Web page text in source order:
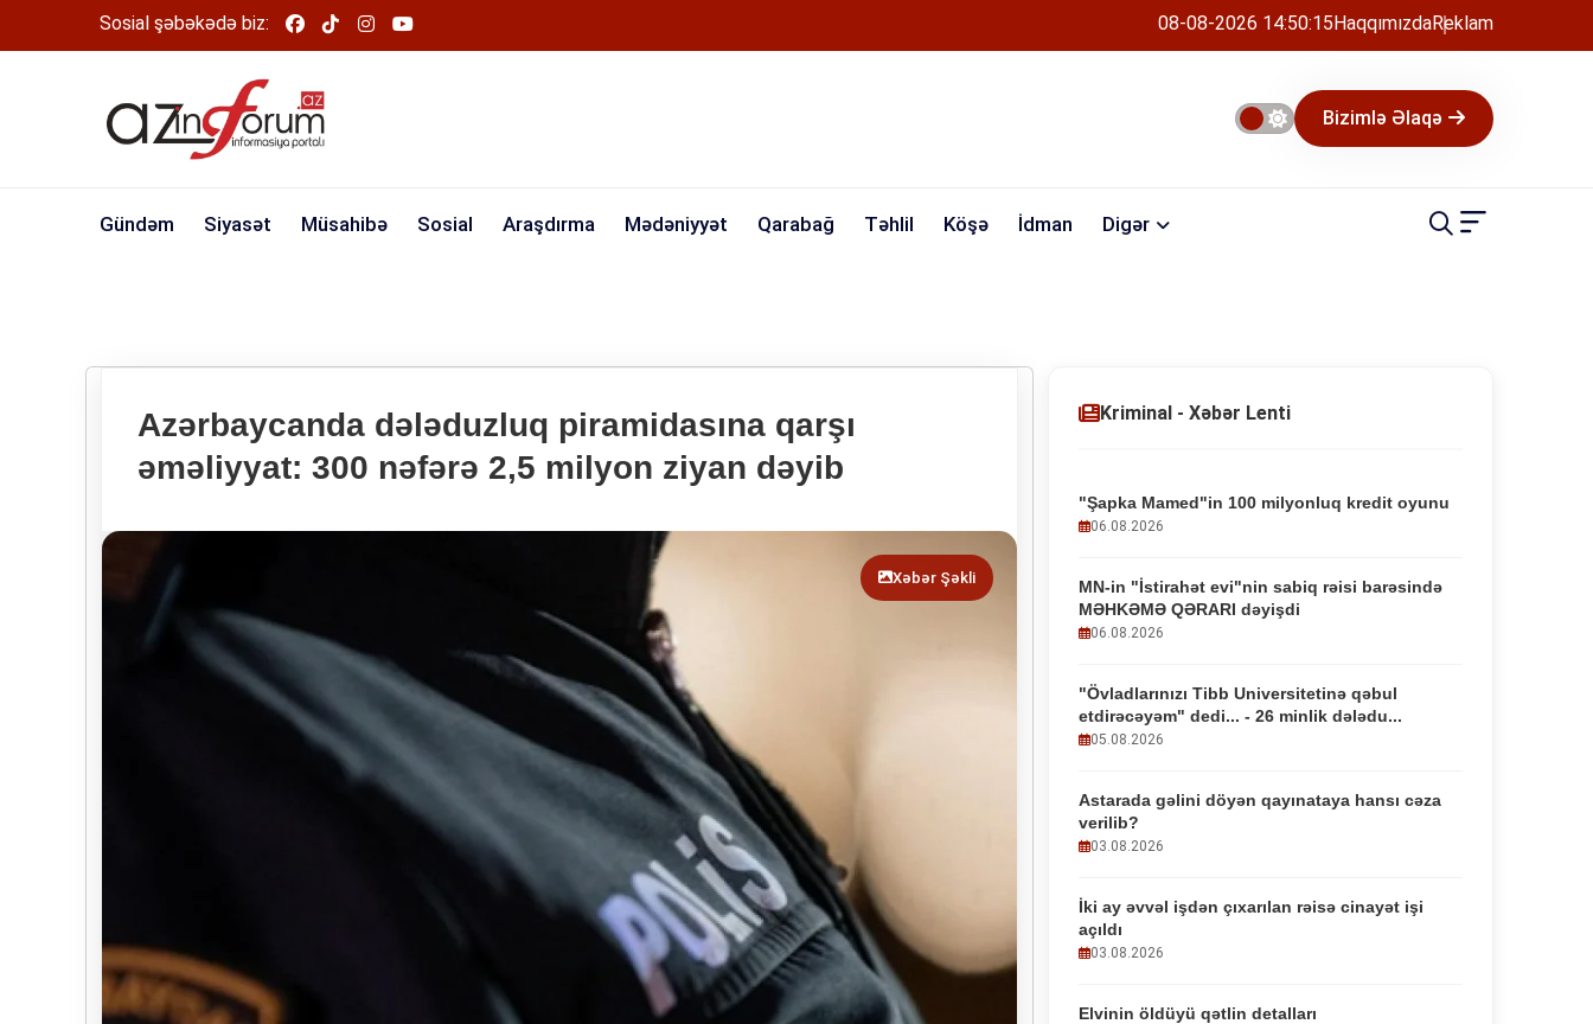
Sosial şəbəkədə biz: 08-08-2026 14:50:16HaqqımızdaReklam
Bizimlə Əlaqə
Gündəm Siyasət Müsahibə Sosial Araşdırma Mədəniyyət Qarabağ Təhlil Köşə İdman Digər
Azərbaycanda dələduzluq piramidasına qarşı
əməliyyat: 300 nəfərə 2,5 milyon ziyan dəyib
Xəbər Şəkli
Kriminal - Xəbər Lenti
"Şapka Mamed"in 100 milyonluq kredit oyunu
06.08.2026
MN-in "İstirahət evi"nin sabiq rəisi barəsində
MƏHKƏMƏ QƏRARI dəyişdi
06.08.2026
"Övladlarınızı Tibb Universitetinə qəbul
etdirəcəyəm" dedi... - 26 minlik dələdu...
05.08.2026
Astarada gəlini döyən qayınataya hansı cəza
verilib?
03.08.2026
İki ay əvvəl işdən çıxarılan rəisə cinayət işi
açıldı
03.08.2026
Elvinin öldüyü qətlin detalları